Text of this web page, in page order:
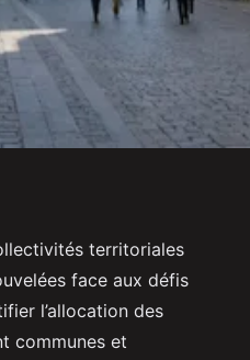
2024
collectivités
territoriales
face aux défis
l’allocation des
communes et